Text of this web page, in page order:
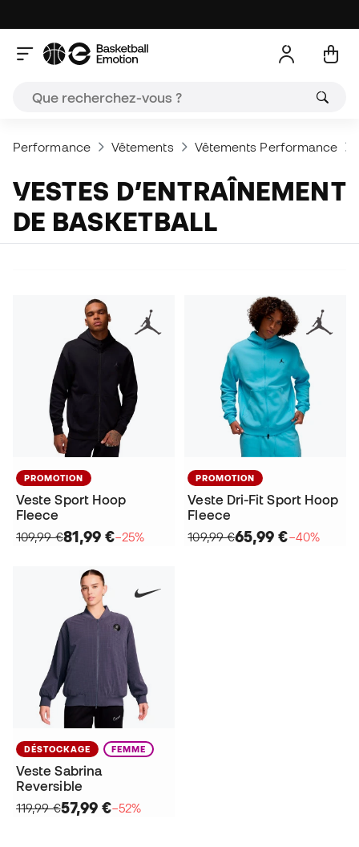
Performance Vêtements Vêtements Performance
VESTES D’ENTRAÎNEMENT
DE BASKETBALL
PROMOTION
Veste Sport Hoop
Fleece
109,99 €81,99 €−25%
PROMOTION
Veste Dri-Fit Sport Hoop
Fleece
109,99 €65,99 €−40%
DÉSTOCKAGE FEMME
Veste Sabrina
Reversible
119,99 €57,99 €−52%